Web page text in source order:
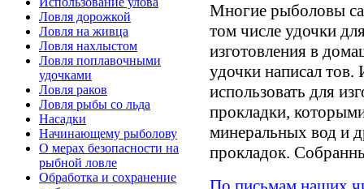
Ловля дорожкой
Ловля на живца
Ловля нахлыстом
Ловля поплавочными
удочками
Ловля раков
Ловля рыбы со льда
Насадки
Начинающему рыболову
О мерах безопасности на
рыбной ловле
Обработка и сохранение
Многие рыболовы
том числе удочки
изготовления в
удочки написал
использовать для
прокладки,
минеральных вод и
прокладок.